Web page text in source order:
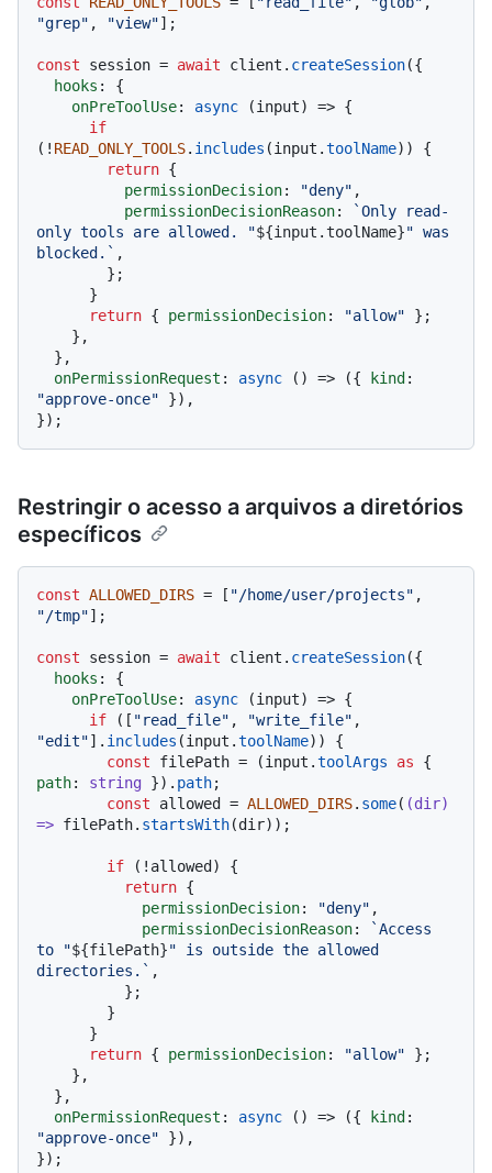
"grep" , "view"];
const session = await client. createSession({
hooks : {
onPreToolUse: async (input) => {
if
(! READ_ONLY_TOOLS. includes (input.toolName)) {
return {
permissionDecision: "deny" ,
permissionDecisionReason:
`Only read-
only tools are allowed. "${input.toolName}" was
blocked.` ,
return { permissionDecision: "allow" };
onPermissionRequest : async () => ({ kind
"approve-once" }),
Restringir o acesso a arquivos a diretórios
específicos
const ALLOWED_DIRS = [ "/home/user/projects"
"/tmp"];
const session = await client. createSession({
hooks : {
onPreToolUse: async (input) => {
if ([ "read_file" , "write_file"
"edit"]. includes (input.toolName)) {
const filePath = (input.toolArgs as
path: string }). path;
const allowed = ALLOWED_DIRS. some( (dir)
=> filePath. startsWith(dir));
if (!allowed) {
return {
permissionDecision: "deny" ,
permissionDecisionReason:
`Access
to "${filePath}" is outside the allowed
directories.` ,
return { permissionDecision: "allow" };
onPermissionRequest : async () => ({ kind
"approve-once" }),